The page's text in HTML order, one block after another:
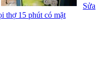
Sửa
thợ 15 phút có mặt